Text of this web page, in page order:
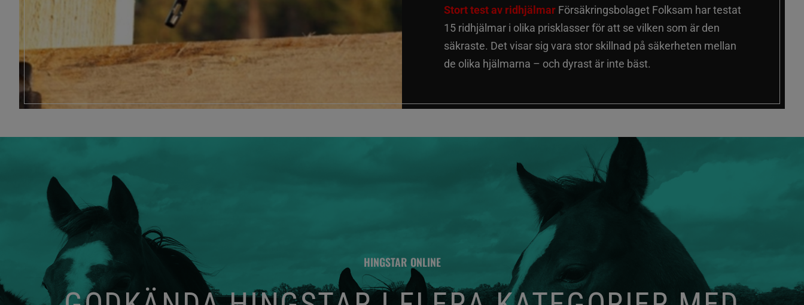
Stort test av ridhjälmar Försäkringsbolaget Folksam har testat
15 ridhjälmar i olika prisklasser för att se vilken som är den
säkraste. Det visar sig vara stor skillnad på säkerheten mellan
de olika hjälmarna – och dyrast är inte bäst.
HINGSTAR ONLINE